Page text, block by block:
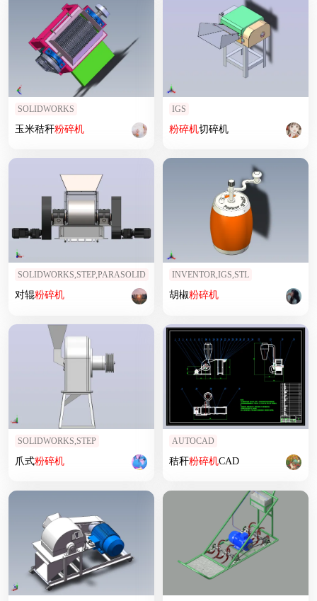
SOLIDWORKS
玉米秸秆粉碎机
IGS
粉碎机切碎机
SOLIDWORKS,STEP,PARASOLID
对辊粉碎机
INVENTOR,IGS,STL
胡椒粉碎机
SOLIDWORKS,STEP
爪式粉碎机
AUTOCAD
秸秆粉碎机CAD